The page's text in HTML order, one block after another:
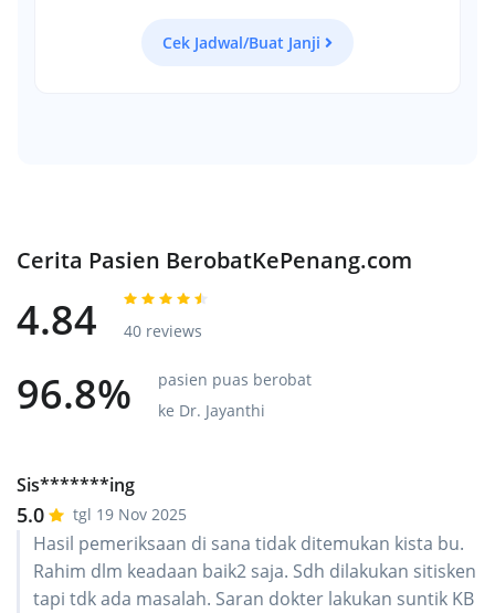
Cek Jadwal/Buat Janji
Cerita Pasien BerobatKePenang.com
4.84 40 reviews
96.8%
pasien puas berobat
ke Dr. Jayanthi
Sis*******ing
5.0 tgl 19 Nov 2025
Hasil pemeriksaan di sana tidak ditemukan kista bu.
Rahim dlm keadaan baik2 saja. Sdh dilakukan sitisken
tapi tdk ada masalah. Saran dokter lakukan suntik KB